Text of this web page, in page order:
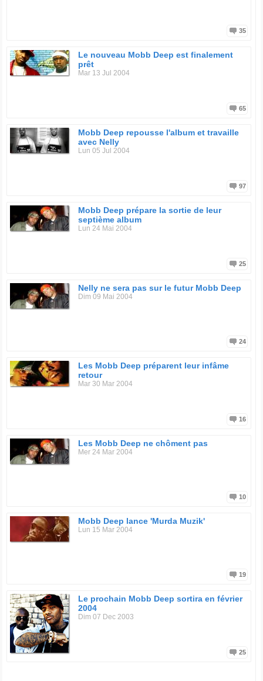
35
Le nouveau Mobb Deep est finalement
prêt
Mar 13 Jul 2004
65
Mobb Deep repousse l'album et travaille
avec Nelly
Lun 05 Jul 2004
97
Mobb Deep prépare la sortie de leur
septième album
Lun 24 Mai 2004
25
Nelly ne sera pas sur le futur Mobb Deep
Dim 09 Mai 2004
24
Les Mobb Deep préparent leur infâme
retour
Mar 30 Mar 2004
16
Les Mobb Deep ne chôment pas
Mer 24 Mar 2004
10
Mobb Deep lance 'Murda Muzik'
Lun 15 Mar 2004
19
Le prochain Mobb Deep sortira en février
2004
Dim 07 Dec 2003
25